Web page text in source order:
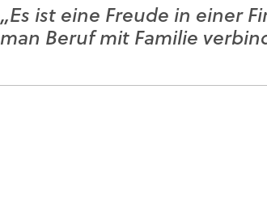
„Es ist eine Freude in einer
man Beruf mit Familie